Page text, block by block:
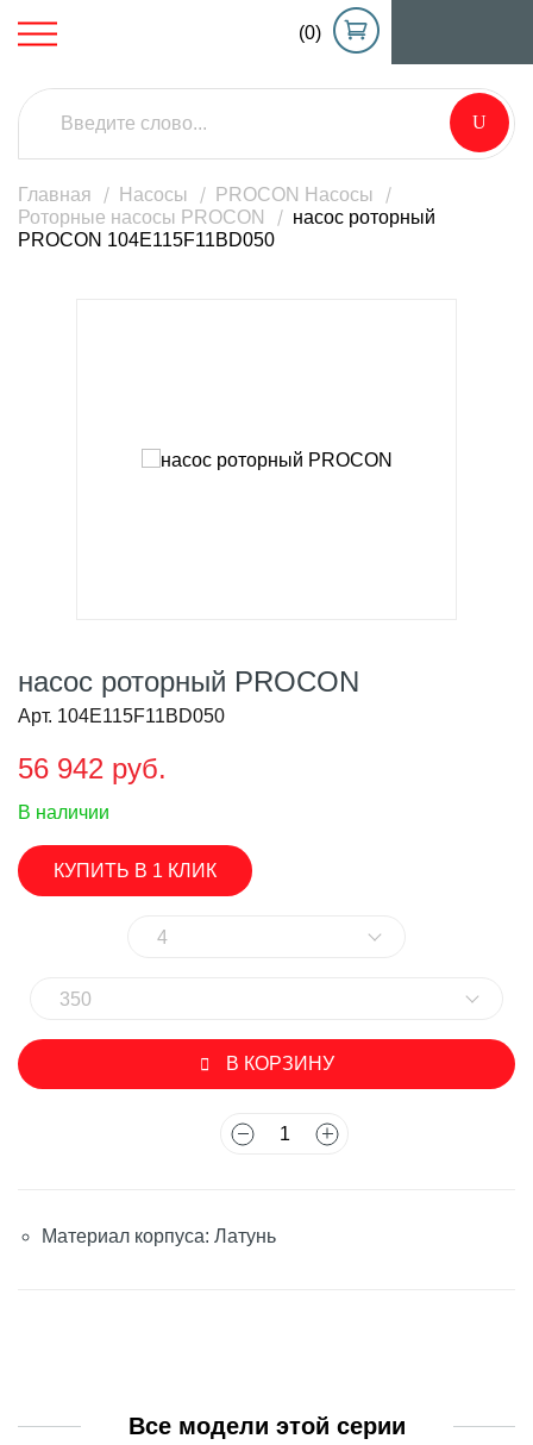
(0)
Главная Насосы
PROCON Насосы
Роторные насосы PROCON
насос роторный
PROCON 104E115F11BD050
насос роторный PROCON
Арт. 104E115F11BD050
56 942 руб.
В наличии
КУПИТЬ В 1 КЛИК
4
350
В КОРЗИНУ
Материал корпуса: Латунь
Все модели этой серии